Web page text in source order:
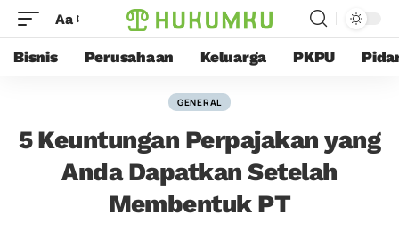
Aa
Bisnis Perusahaan Keluarga PKPU
GENERAL
5 Keuntungan Perpajakan yang
Anda Dapatkan Setelah
Membentuk PT